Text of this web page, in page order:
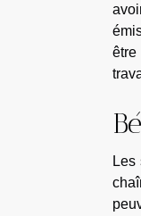
être
Les